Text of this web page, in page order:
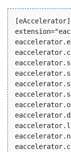
[eAccelerator]